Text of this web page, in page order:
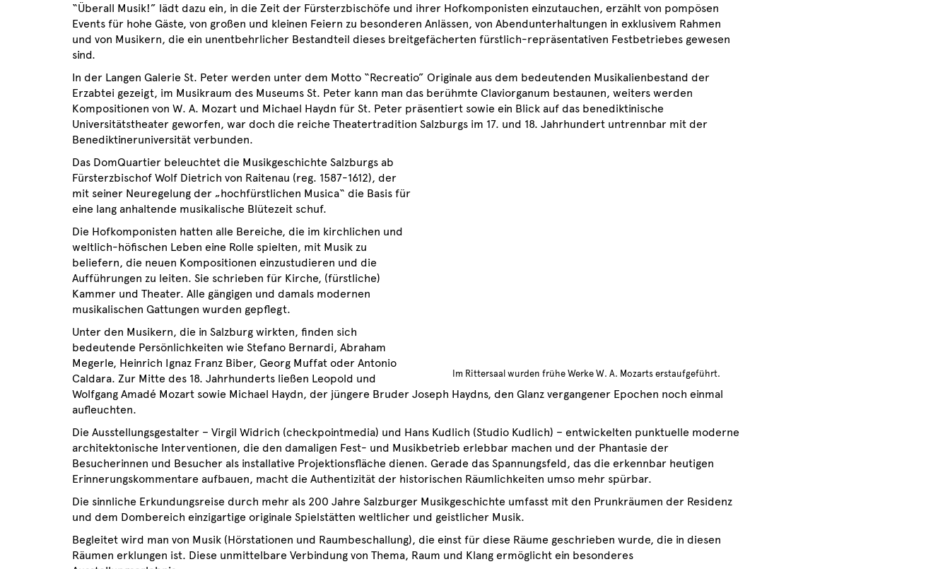
“Überall Musik!” lädt dazu ein, in die Zeit der Fürsterzbischöfe und ihrer Hofkomponisten einzutauchen, erzählt von pompösen
Events für hohe Gäste, von großen und kleinen Feiern zu besonderen Anlässen, von Abendunterhaltungen in exklusivem Rahmen
und von Musikern, die ein unentbehrlicher Bestandteil dieses breitgefächerten fürstlich-repräsentativen Festbetriebes gewesen
sind.
In der Langen Galerie St. Peter werden unter dem Motto “Recreatio” Originale aus dem bedeutenden Musikalienbestand der
Erzabtei gezeigt, im Musikraum des Museums St. Peter kann man das berühmte Claviorganum bestaunen, weiters werden
Kompositionen von W. A. Mozart und Michael Haydn für St. Peter präsentiert sowie ein Blick auf das benediktinische
Universitätstheater geworfen, war doch die reiche Theatertradition Salzburgs im 17. und 18. Jahrhundert untrennbar mit der
Benediktineruniversität verbunden.
Im Rittersaal wurden frühe Werke W. A. Mozarts erstaufgeführt.
Das DomQuartier beleuchtet die Musikgeschichte Salzburgs ab
Fürsterzbischof Wolf Dietrich von Raitenau (reg. 1587-1612), der
mit seiner Neuregelung der „hochfürstlichen Musica“ die Basis für
eine lang anhaltende musikalische Blütezeit schuf.
Die Hofkomponisten hatten alle Bereiche, die im kirchlichen und
weltlich-höfischen Leben eine Rolle spielten, mit Musik zu
beliefern, die neuen Kompositionen einzustudieren und die
Aufführungen zu leiten. Sie schrieben für Kirche, (fürstliche)
Kammer und Theater. Alle gängigen und damals modernen
musikalischen Gattungen wurden gepflegt.
Unter den Musikern, die in Salzburg wirkten, finden sich
bedeutende Persönlichkeiten wie Stefano Bernardi, Abraham
Megerle, Heinrich Ignaz Franz Biber, Georg Muffat oder Antonio
Caldara. Zur Mitte des 18. Jahrhunderts ließen Leopold und
Wolfgang Amadé Mozart sowie Michael Haydn, der jüngere Bruder Joseph Haydns, den Glanz vergangener Epochen noch einmal
aufleuchten.
Die Ausstellungsgestalter – Virgil Widrich (checkpointmedia) und Hans Kudlich (Studio Kudlich) – entwickelten punktuelle moderne
architektonische Interventionen, die den damaligen Fest- und Musikbetrieb erlebbar machen und der Phantasie der
Besucherinnen und Besucher als installative Projektionsfläche dienen. Gerade das Spannungsfeld, das die erkennbar heutigen
Erinnerungskommentare aufbauen, macht die Authentizität der historischen Räumlichkeiten umso mehr spürbar.
Die sinnliche Erkundungsreise durch mehr als 200 Jahre Salzburger Musikgeschichte umfasst mit den Prunkräumen der Residenz
und dem Dombereich einzigartige originale Spielstätten weltlicher und geistlicher Musik.
Begleitet wird man von Musik (Hörstationen und Raumbeschallung), die einst für diese Räume geschrieben wurde, die in diesen
Räumen erklungen ist. Diese unmittelbare Verbindung von Thema, Raum und Klang ermöglicht ein besonderes